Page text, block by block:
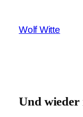
springen
Wolf Witte
Und wieder